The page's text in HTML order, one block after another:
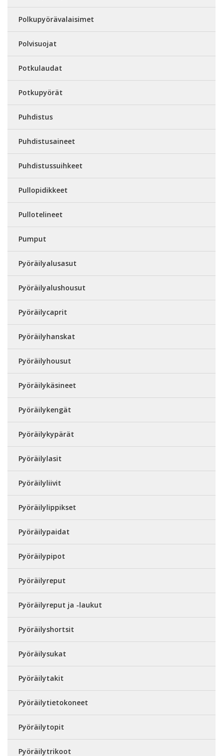
Polkupyörävalaisimet
Polvisuojat
Potkulaudat
Potkupyörät
Puhdistus
Puhdistusaineet
Puhdistussuihkeet
Pullopidikkeet
Pullotelineet
Pumput
Pyöräilyalusasut
Pyöräilyalushousut
Pyöräilycaprit
Pyöräilyhanskat
Pyöräilyhousut
Pyöräilykäsineet
Pyöräilykengät
Pyöräilykypärät
Pyöräilylasit
Pyöräilyliivit
Pyöräilylippikset
Pyöräilypaidat
Pyöräilypipot
Pyöräilyreput
Pyöräilyreput ja -laukut
Pyöräilyshortsit
Pyöräilysukat
Pyöräilytakit
Pyöräilytietokoneet
Pyöräilytopit
Pyöräilytrikoot